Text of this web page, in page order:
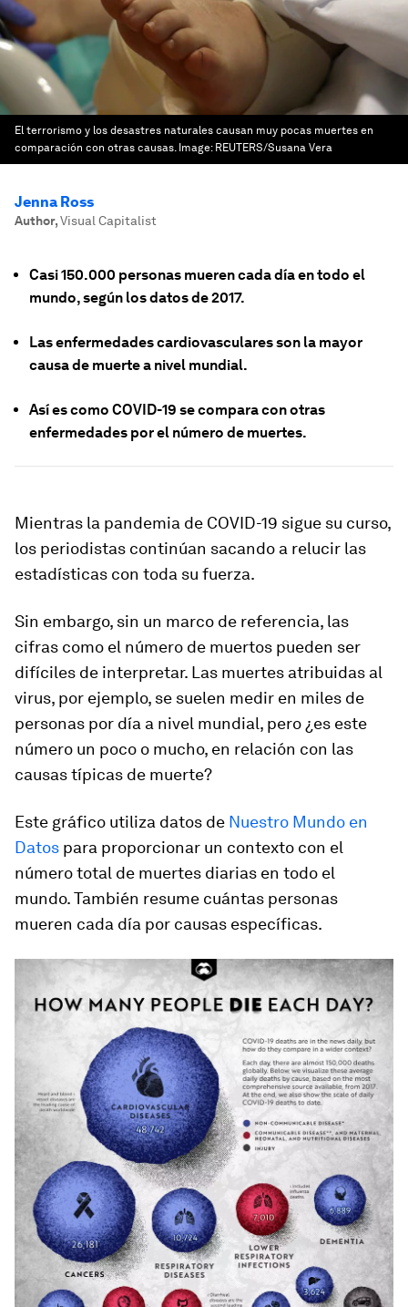
El terrorismo y los desastres naturales causan muy pocas muertes en
comparación con otras causas. Image: REUTERS/Susana Vera
Jenna Ross
Author,Visual Capitalist
Casi 150.000 personas mueren cada día en todo el
mundo, según los datos de 2017.
Las enfermedades cardiovasculares son la mayor
causa de muerte a nivel mundial.
Así es como COVID-19 se compara con otras
enfermedades por el número de muertes.
Mientras la pandemia de COVID-19 sigue su curso,
los periodistas continúan sacando a relucir las
estadísticas con toda su fuerza.
Sin embargo, sin un marco de referencia, las
cifras como el número de muertos pueden ser
difíciles de interpretar. Las muertes atribuidas al
virus, por ejemplo, se suelen medir en miles de
personas por día a nivel mundial, pero ¿es este
número un poco o mucho, en relación con las
causas típicas de muerte?
Este gráfico utiliza datos de Nuestro Mundo en
Datos para proporcionar un contexto con el
número total de muertes diarias en todo el
mundo. También resume cuántas personas
mueren cada día por causas específicas.